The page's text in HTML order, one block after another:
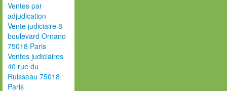
Ventes par
adjudication
Vente judiciaire 8
boulevard Ornano
75018 Paris
Ventes judiciaires
40 rue du
Ruisseau 75018
Paris